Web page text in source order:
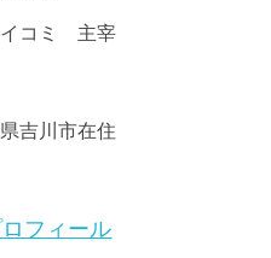
イコミ 主宰
吉川市在住
フィール